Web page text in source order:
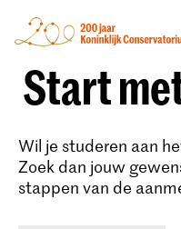
Start
Wil je studeren aan
Zoek dan jouw
stappen van de